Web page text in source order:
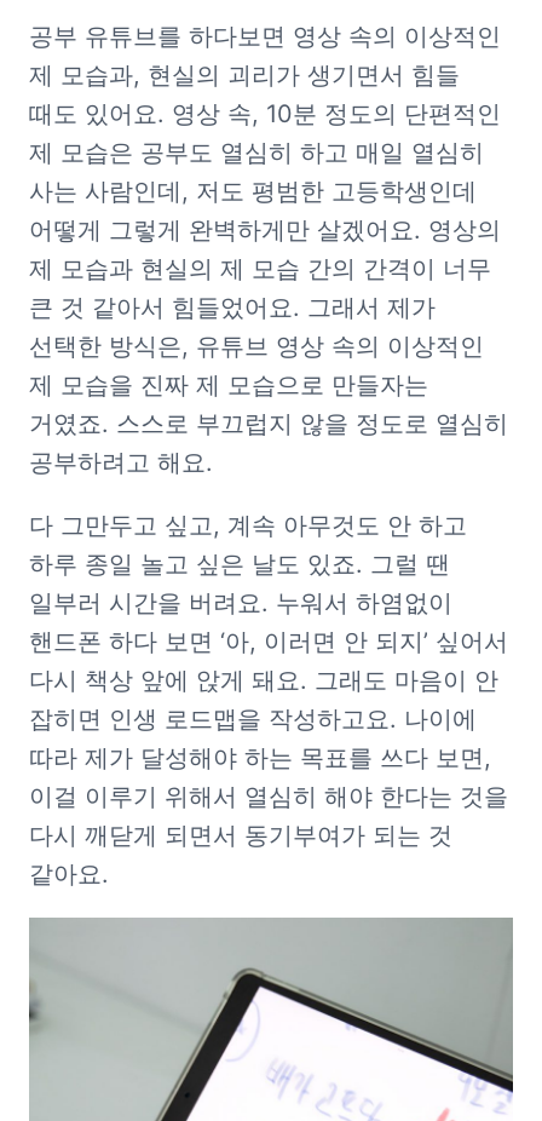
공부 유튜브를 하다보면 영상 속의 이상적인
제 모습과, 현실의 괴리가 생기면서 힘들
때도 있어요. 영상 속, 10분 정도의 단편적인
제 모습은 공부도 열심히 하고 매일 열심히
사는 사람인데, 저도 평범한 고등학생인데
어떻게 그렇게 완벽하게만 살겠어요. 영상의
제 모습과 현실의 제 모습 간의 간격이 너무
큰 것 같아서 힘들었어요. 그래서 제가
선택한 방식은, 유튜브 영상 속의 이상적인
제 모습을 진짜 제 모습으로 만들자는
거였죠. 스스로 부끄럽지 않을 정도로 열심히
공부하려고 해요.
다 그만두고 싶고, 계속 아무것도 안 하고
하루 종일 놀고 싶은 날도 있죠. 그럴 땐
일부러 시간을 버려요. 누워서 하염없이
핸드폰 하다 보면 ‘아, 이러면 안 되지’ 싶어서
다시 책상 앞에 앉게 돼요. 그래도 마음이 안
잡히면 인생 로드맵을 작성하고요. 나이에
따라 제가 달성해야 하는 목표를 쓰다 보면,
이걸 이루기 위해서 열심히 해야 한다는 것을
다시 깨닫게 되면서 동기부여가 되는 것
같아요.